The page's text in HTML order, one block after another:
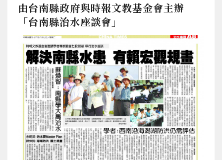
由台南縣政府與時報文教基金會主辦
「台南縣治水座談會」